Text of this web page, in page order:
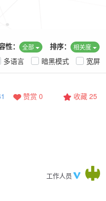
排序： 相关度
性： 全部
宽屏
暗黑模式
多语言
收藏 25
赞赏 0
工作人员